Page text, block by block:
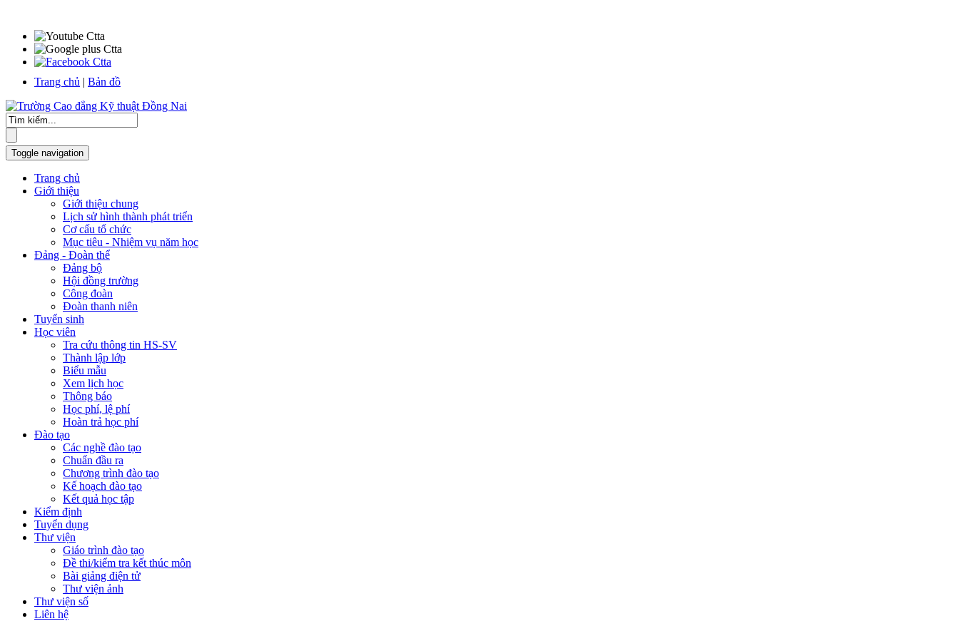
Trang chủ | Bản đồ
Toggle navigation
Trang chủ
Giới thiệu
Giới thiệu chung
Lịch sử hình thành phát triển
Cơ cấu tổ chức
Mục tiêu - Nhiệm vụ năm học
Đảng - Đoàn thể
Đảng bộ
Hội đồng trường
Công đoàn
Đoàn thanh niên
Tuyển sinh
Học viên
Tra cứu thông tin HS-SV
Thành lập lớp
Biểu mẫu
Xem lịch học
Thông báo
Học phí, lệ phí
Hoàn trả học phí
Đào tạo
Các nghề đào tạo
Chuẩn đầu ra
Chương trình đào tạo
Kế hoạch đào tạo
Kết quả học tập
Kiểm định
Tuyển dụng
Thư viện
Giáo trình đào tạo
Đề thi/kiểm tra kết thúc môn
Bài giảng điện tử
Thư viện ảnh
Thư viện số
Liên hệ